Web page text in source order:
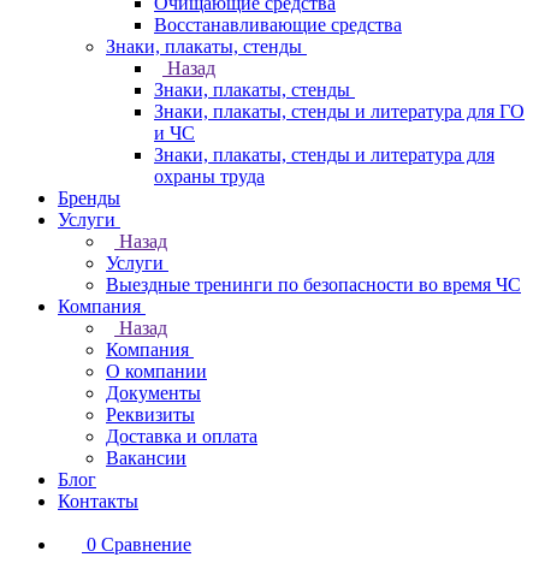
Восстанавливающие средства
Знаки, плакаты, стенды
Назад
Знаки, плакаты, стенды
Знаки, плакаты, стенды и литература для ГО
и ЧС
Знаки, плакаты, стенды и литература для
охраны труда
Бренды
Услуги
Назад
Услуги
Выездные тренинги по безопасности во время ЧС
Компания
Назад
Компания
О компании
Документы
Реквизиты
Доставка и оплата
Вакансии
Блог
Контакты
0 Сравнение